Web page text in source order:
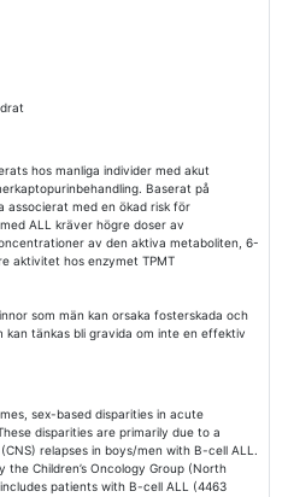
hos manliga individer med akut
Baserat på
associerat med en ökad risk för
ALL kräver högre doser av
av den aktiva metaboliten, 6-
aktivitet hos enzymet TPMT
som män kan orsaka fosterskada och
kan tänkas bli gravida om inte en effektiv
sex-based disparities in acute
disparities are primarily due to a
relapses in boys/men with B-cell ALL.
Children’s Oncology Group (North
patients with B-cell ALL (4463